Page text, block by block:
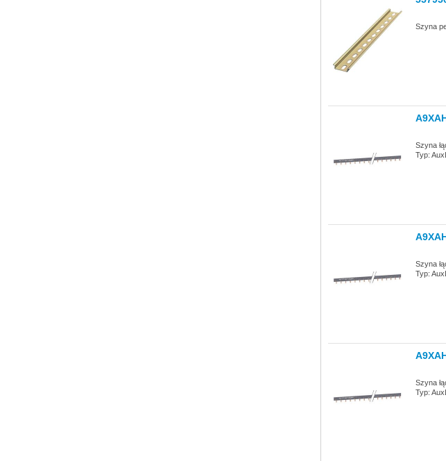
Szyna
Szyna
Typ:
Szyna
Typ:
Szyna
Typ: